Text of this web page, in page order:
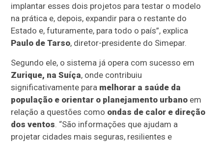
implantar esses dois projetos para testar o modelo
na prática e, depois, expandir para o restante do
Estado e, futuramente, para todo o país”, explica
Paulo de Tarso, diretor-presidente do Simepar.
Segundo ele, o sistema já opera com sucesso em
Zurique, na Suíça, onde contribuiu
significativamente para melhorar a saúde da
população e orientar o planejamento urbano em
relação a questões como ondas de calor e direção
dos ventos. “São informações que ajudam a
projetar cidades mais seguras, resilientes e